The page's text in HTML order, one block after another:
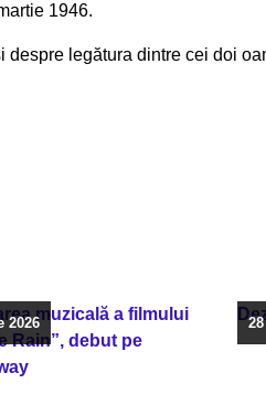
1946.
despre legătura dintre cei doi
muzicală a filmului
Rain”, debut pe
2026